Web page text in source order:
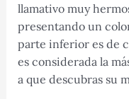
llamativo muy
presentando un
parte inferior es de
es considerada la
a que descubras su